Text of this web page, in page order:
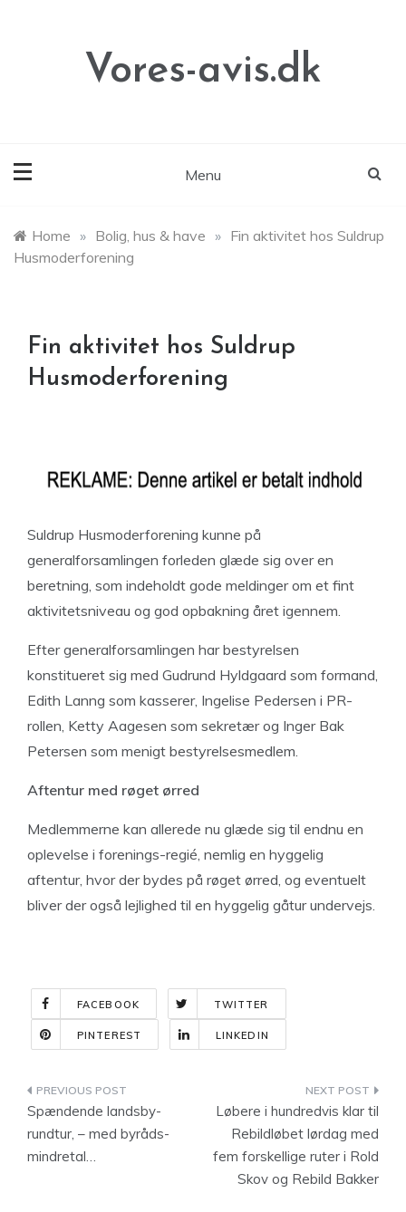
Vores-avis.dk
Menu
Home » Bolig, hus & have » Fin aktivitet hos Suldrup
Husmoderforening
Fin aktivitet hos Suldrup
Husmoderforening
Suldrup Husmoderforening kunne på
generalforsamlingen forleden glæde sig over en
beretning, som indeholdt gode meldinger om et fint
aktivitetsniveau og god opbakning året igennem.
Efter generalforsamlingen har bestyrelsen
konstitueret sig med Gudrund Hyldgaard som formand,
Edith Lanng som kasserer, Ingelise Pedersen i PR-
rollen, Ketty Aagesen som sekretær og Inger Bak
Petersen som menigt bestyrelsesmedlem.
Aftentur med røget ørred
Medlemmerne kan allerede nu glæde sig til endnu en
oplevelse i forenings-regié, nemlig en hyggelig
aftentur, hvor der bydes på røget ørred, og eventuelt
bliver der også lejlighed til en hyggelig gåtur undervejs.
FACEBOOK TWITTER
PINTEREST LINKEDIN
Indlægsnavigation
Spændende landsby-
rundtur, – med byråds-
mindretal…
Løbere i hundredvis klar til
Rebildløbet lørdag med
fem forskellige ruter i Rold
Skov og Rebild Bakker